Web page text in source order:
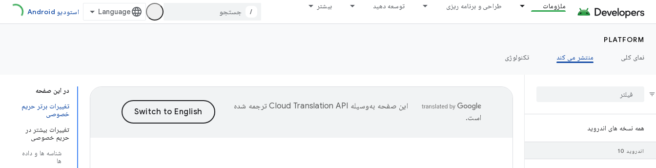
ملزومات طراحی و برنامه ریزی توسعه دهید بیشتر
/ استودیو Android
PLATFORM
نمای کلی
منتشر می کند تکنولوژی
همه نسخه های اندروید
اندروید 10
در این صفحه
تغییرات برتر حریم
خصوصی
تغییرات بیشتر در
حریم خصوصی
شناسه ها و داده
ها
این صفحه به‌وسیله
ترجمه شده
است.